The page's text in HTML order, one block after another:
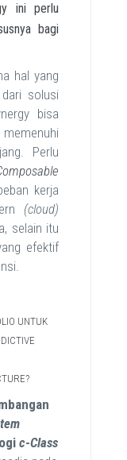
ini perlu
bagi
hal yang
solusi
bisa
Perlu
kerja
(cloud)
selain itu
efektif
UNTUK
c-Class